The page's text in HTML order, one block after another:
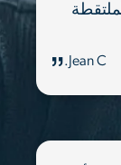
Jean C.